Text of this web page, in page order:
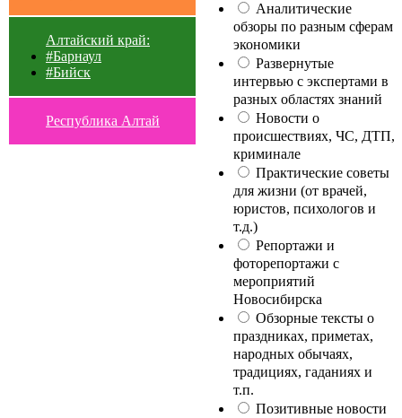
Алтайский край:
#Барнаул
#Бийск
Республика Алтай
Аналитические
обзоры по разным сферам
экономики
Развернутые
интервью с экспертами в
разных областях знаний
Новости о
происшествиях, ЧС, ДТП,
криминале
Практические советы
для жизни (от врачей,
юристов, психологов и
т.д.)
Репортажи и
фоторепортажи с
мероприятий
Новосибирска
Обзорные тексты о
праздниках, приметах,
народных обычаях,
традициях, гаданиях и
т.п.
Позитивные новости